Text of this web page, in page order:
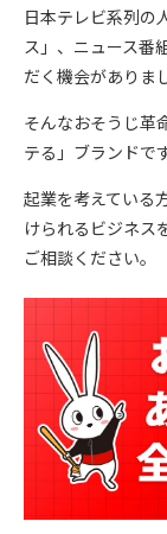
日本テレビ系列の
ス」、ニュース番
だく機会がありま
そんなおそうじ革
テる」ブランドです
起業を考えている
けられるビジネス
ご相談ください。